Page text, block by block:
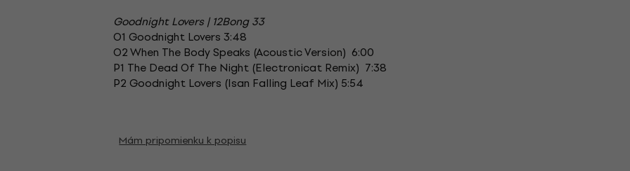
Goodnight Lovers | 12Bong 33
O1 Goodnight Lovers 3:48
O2 When The Body Speaks (Acoustic Version) 6:00
P1 The Dead Of The Night (Electronicat Remix) 7:38
P2 Goodnight Lovers (Isan Falling Leaf Mix) 5:54
Mám pripomienku k popisu